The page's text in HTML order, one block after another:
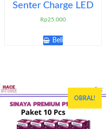
Senter Charge LED
Rp25.000
Beli
OBRAL!